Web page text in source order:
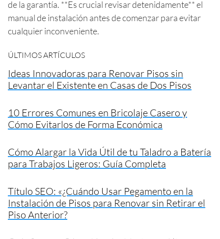
de la garantía. **Es crucial revisar detenidamente** el
manual de instalación antes de comenzar para evitar
cualquier inconveniente.
ÚLTIMOS ARTÍCULOS
Ideas Innovadoras para Renovar Pisos sin
Levantar el Existente en Casas de Dos Pisos
10 Errores Comunes en Bricolaje Casero y
Cómo Evitarlos de Forma Económica
Cómo Alargar la Vida Útil de tu Taladro a Batería
para Trabajos Ligeros: Guía Completa
Título SEO: «¿Cuándo Usar Pegamento en la
Instalación de Pisos para Renovar sin Retirar el
Piso Anterior?